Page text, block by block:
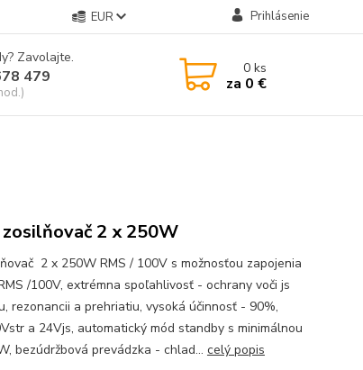
EUR Prihlásenie
Zavolajte.
479 0ks
za 0 €
2 x 250W
2 x 250W RMS / 100V s možnosťou zapojenia
/100V, extrémna spoľahlivosť - ochrany voči js
rezonancii a prehriatiu, vysoká účinnosť - 90%,
a 24Vjs, automatický mód standby s minimálnou
bezúdržbová prevádzka - chlad... celý popis